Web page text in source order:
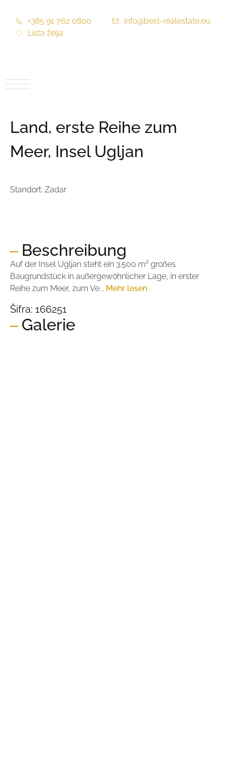
+385 91 762 0800
info@best-realestate.eu
Lista želja
Land, erste Reihe zum
Meer, Insel Ugljan
Standort: Zadar
Beschreibung
Auf der Insel Ugljan steht ein 3.500 m² großes
Baugrundstück in außergewöhnlicher Lage, in erster
Reihe zum Meer, zum Ve... Mehr lesen
Šifra: 166251
Galerie